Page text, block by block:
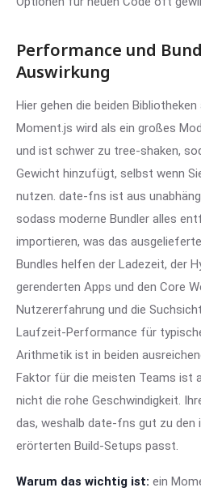
Performance und
Auswirkung
Hier gehen die beiden
Moment.js wird als ein großes
und ist schwer zu tree-shaken,
Gewicht hinzufügt, selbst wenn
nutzen. date-fns ist aus
sodass moderne Bundler alles
importieren, was das
Bundles helfen der Ladezeit, der
gerenderten Apps und den Core
Nutzererfahrung und die
Laufzeit-Performance für
Arithmetik ist in beiden
Faktor für die meisten Teams ist
nicht die rohe Geschwindigkeit.
das, weshalb date-fns gut zu den
erörterten Build-Setups passt.
Warum das wichtig ist: ein